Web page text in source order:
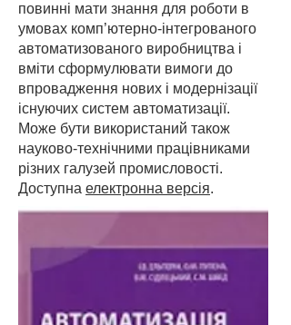
повинні мати знання для роботи в
умовах комп’ютерно-інтегрованого
автоматизованого виробництва і
вміти сформулювати вимоги до
впровадження нових і модернізації
існуючих систем автоматизації.
Може бути використаний також
науково-технічними працівниками
різних галузей промисловості.
Доступна електронна версія.